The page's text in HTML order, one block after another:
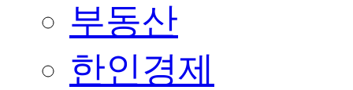
부동산
한인경제